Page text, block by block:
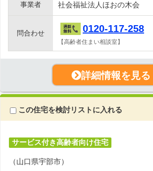
事業者 社会福祉法人ほおの木会
問合わせ 0120-117-258
【高齢者住まい相談室】
詳細情報を見る
この住宅を検討リストに入れる
サービス付き高齢者向け住宅
（山口県宇部市）